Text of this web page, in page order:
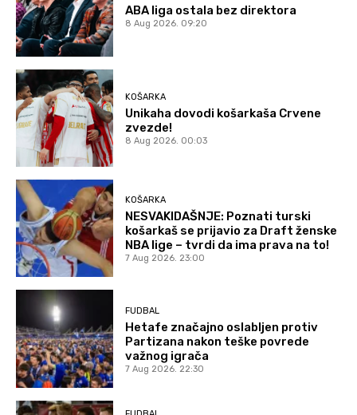
ABA liga ostala bez direktora
8 Aug 2026. 09:20
KOŠARKA
Unikaha dovodi košarkaša Crvene
zvezde!
8 Aug 2026. 00:03
KOŠARKA
NESVAKIDAŠNJE: Poznati turski
košarkaš se prijavio za Draft ženske
NBA lige – tvrdi da ima prava na to!
7 Aug 2026. 23:00
FUDBAL
Hetafe značajno oslabljen protiv
Partizana nakon teške povrede
važnog igrača
7 Aug 2026. 22:30